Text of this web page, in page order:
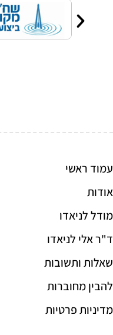
עמוד ראשי
אודות
מודל לניאדו
ד"ר אלי לניאדו
שאלות ותשובות
להבין מחוברות
מדיניות פרטיות